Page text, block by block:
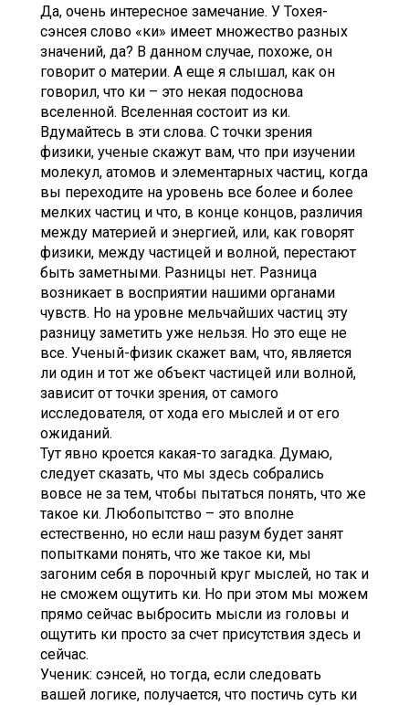
Да, очень интересное замечание. У Тохея-
сэнсея слово «ки» имеет множество разных
значений, да? В данном случае, похоже, он
говорит о материи. А еще я слышал, как он
говорил, что ки – это некая подоснова
вселенной. Вселенная состоит из ки.
Вдумайтесь в эти слова. С точки зрения
физики, ученые скажут вам, что при изучении
молекул, атомов и элементарных частиц, когда
вы переходите на уровень все более и более
мелких частиц и что, в конце концов, различия
между материей и энергией, или, как говорят
физики, между частицей и волной, перестают
быть заметными. Разницы нет. Разница
возникает в восприятии нашими органами
чувств. Но на уровне мельчайших частиц эту
разницу заметить уже нельзя. Но это еще не
все. Ученый-физик скажет вам, что, является
ли один и тот же объект частицей или волной,
зависит от точки зрения, от самого
исследователя, от хода его мыслей и от его
ожиданий.
Тут явно кроется какая-то загадка. Думаю,
следует сказать, что мы здесь собрались
вовсе не за тем, чтобы пытаться понять, что же
такое ки. Любопытство – это вполне
естественно, но если наш разум будет занят
попытками понять, что же такое ки, мы
загоним себя в порочный круг мыслей, но так и
не сможем ощутить ки. Но при этом мы можем
прямо сейчас выбросить мысли из головы и
ощутить ки просто за счет присутствия здесь и
сейчас.
Ученик: сэнсей, но тогда, если следовать
вашей логике, получается, что постичь суть ки